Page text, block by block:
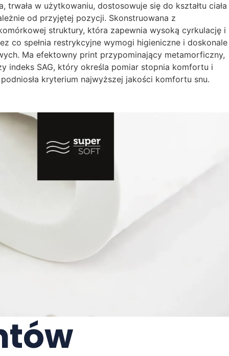
w użytkowaniu, dostosowuje się do kształtu ciała
od przyjętej pozycji. Skonstruowana z
struktury, która zapewnia wysoką cyrkulację i
co spełnia restrykcyjne wymogi higieniczne i doskonale
Ma efektowny print przypominający metamorficzny,
indeks SAG, który określa pomiar stopnia komfortu i
kryterium najwyższej jakości komfortu snu.